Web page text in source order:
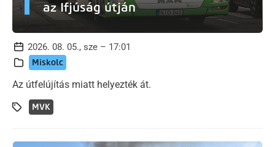
az Ifjúság útján
2026. 08. 05., sze – 17:01
Miskolc
Az útfelújítás miatt helyezték át.
MVK